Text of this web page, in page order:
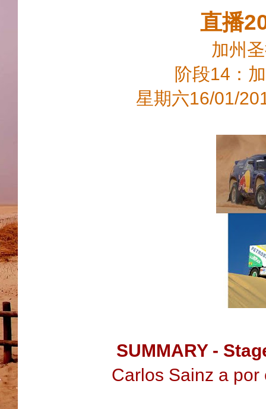
直播
加州
阶段14：
星期六16/01/
SUMMARY -
Carlos Sainz a